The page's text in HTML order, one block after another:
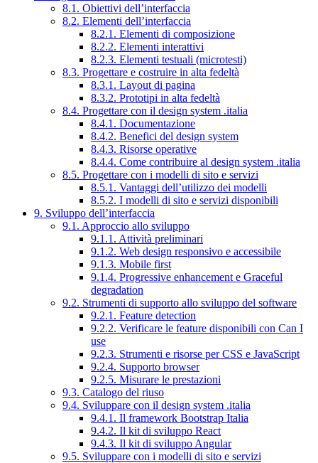
8.1. Obiettivi dell’interfaccia
8.2. Elementi dell’interfaccia
8.2.1. Elementi di composizione
8.2.2. Elementi interattivi
8.2.3. Elementi testuali (microtesti)
8.3. Progettare e costruire in alta fedeltà
8.3.1. Layout di pagina
8.3.2. Prototipi in alta fedeltà
8.4. Progettare con il design system .italia
8.4.1. Documentazione
8.4.2. Benefici del design system
8.4.3. Risorse operative
8.4.4. Come contribuire al design system .italia
8.5. Progettare con i modelli di sito e servizi
8.5.1. Vantaggi dell’utilizzo dei modelli
8.5.2. I modelli di sito e servizi disponibili
9. Sviluppo dell’interfaccia
9.1. Approccio allo sviluppo
9.1.1. Attività preliminari
9.1.2. Web design responsivo e accessibile
9.1.3. Mobile first
9.1.4. Progressive enhancement e Graceful
degradation
9.2. Strumenti di supporto allo sviluppo del software
9.2.1. Feature detection
9.2.2. Verificare le feature disponibili con Can I
use
9.2.3. Strumenti e risorse per CSS e JavaScript
9.2.4. Supporto browser
9.2.5. Misurare le prestazioni
9.3. Catalogo del riuso
9.4. Sviluppare con il design system .italia
9.4.1. Il framework Bootstrap Italia
9.4.2. Il kit di sviluppo React
9.4.3. Il kit di sviluppo Angular
9.5. Sviluppare con i modelli di sito e servizi